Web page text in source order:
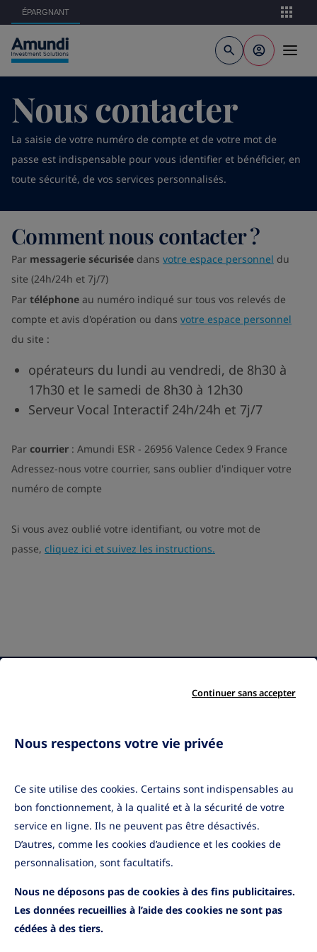
Aller au contenu principal
ÉPARGNANT
Nous contacter
La saisie de votre numéro de compte et de votre mot de
passe est indispensable pour vous identifier et bénéficier, en
toute sécurité, de vos services personnalisés.
Comment nous contacter ?
Par messagerie sécurisée dans votre espace personnel du
site (24h/24h et 7j/7)
Par téléphone au numéro indiqué sur tous vos relevés de
compte et avis d'opération ou dans votre espace personnel
du site :
opérateurs du lundi au vendredi, de 8h30 à
17h30 et le samedi de 8h30 à 12h30
Serveur Vocal Interactif 24h/24h et 7j/7
Par courrier : Amundi ESR - 26956 Valence Cedex 9 France
Adressez-nous votre courrier, sans oublier d'indiquer votre
numéro de compte
Si vous avez oublié votre identifiant, ou votre mot de
passe, cliquez ici et suivez les instructions.
Démarche qualité
Gestion des cookies
Accessibilité
Informations pratiques
Application mobile
Informations sécurité
Contactez-nous
Nous respectons votre vie privée
Ce site utilise des cookies. Certains sont indispensables au
bon fonctionnement, à la qualité et à la sécurité de votre
service en ligne. Ils ne peuvent pas être désactivés.
D’autres, comme les cookies d’audience et les cookies de
personnalisation, sont facultatifs.
Nous ne déposons pas de cookies à des fins publicitaires.
Les données recueillies à l’aide des cookies ne sont pas
cédées à des tiers.
Continuer sans accepter